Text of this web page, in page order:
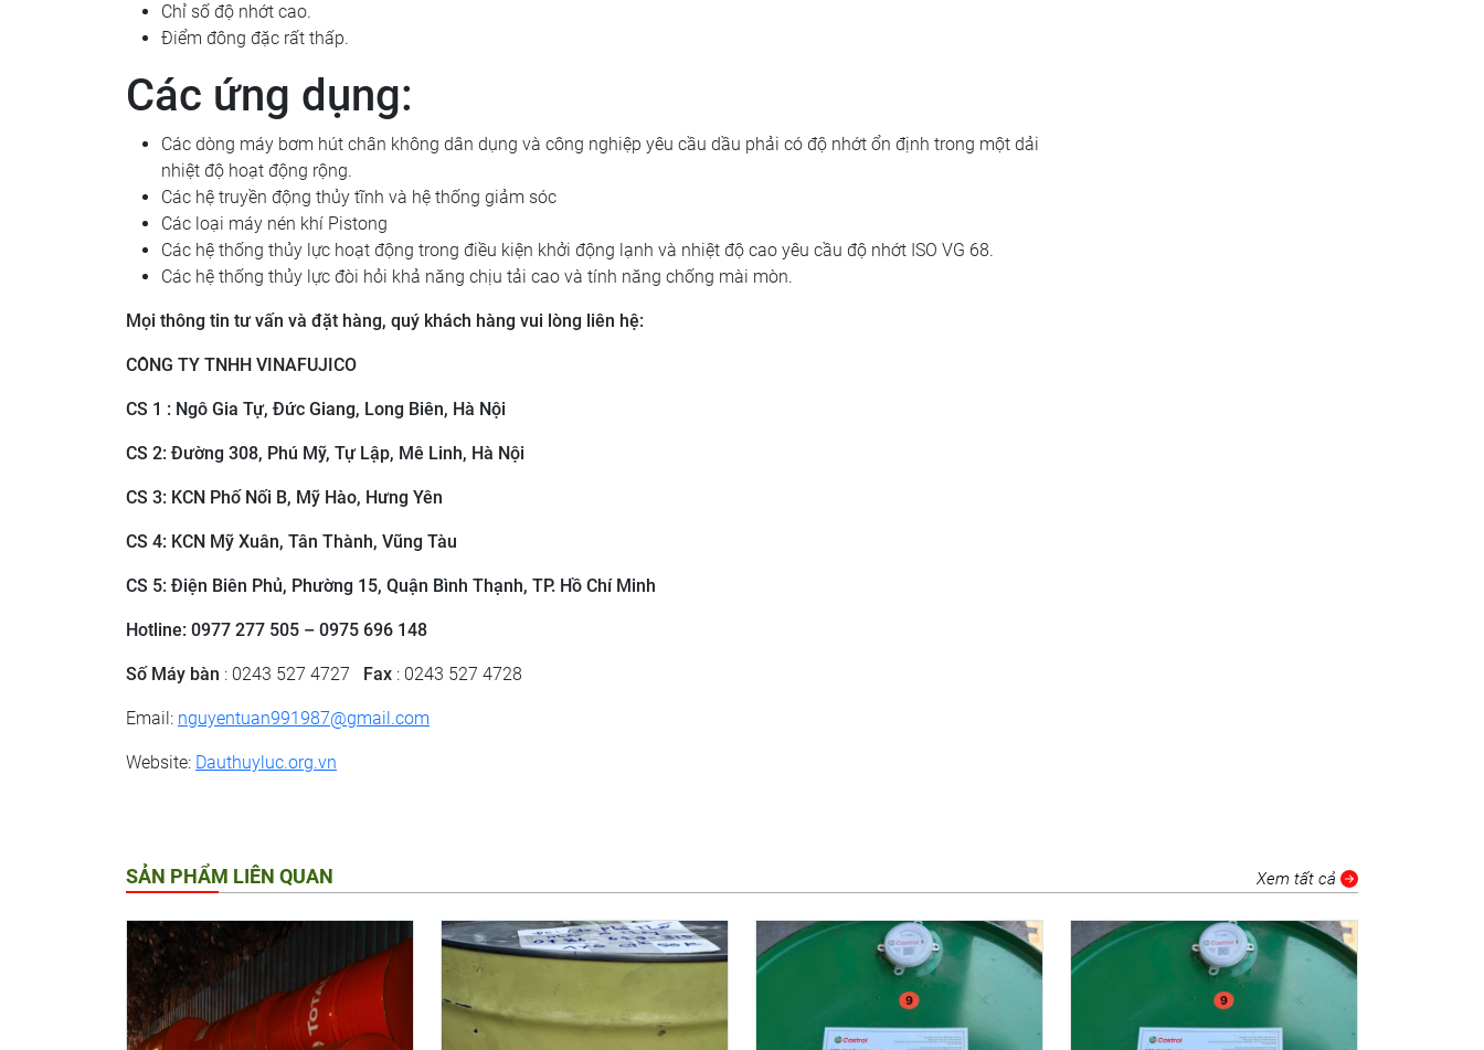
Chỉ số độ nhớt cao.
Điểm đông đặc rất thấp.
Các ứng dụng:
Các dòng máy bơm hút chân không dân dụng và công nghiệp yêu cầu dầu phải có độ nhớt ổn định trong một dải
nhiệt độ hoạt động rộng.
Các hệ truyền động thủy tĩnh và hệ thống giảm sóc
Các loại máy nén khí Pistong
Các hệ thống thủy lực hoạt động trong điều kiện khởi động lạnh và nhiệt độ cao yêu cầu độ nhớt ISO VG 68.
Các hệ thống thủy lực đòi hỏi khả năng chịu tải cao và tính năng chống mài mòn.
Mọi thông tin tư vấn và đặt hàng, quý khách hàng vui lòng liên hệ:
CÔNG TY TNHH VINAFUJICO
CS 1 : Ngô Gia Tự, Đức Giang, Long Biên, Hà Nội
CS 2: ​Đường 308, Phú Mỹ, Tự Lập, Mê Linh, Hà Nội
CS 3: ​KCN Phố Nối B, Mỹ Hào, Hưng Yên
CS 4: KCN Mỹ Xuân, Tân Thành, Vũng Tàu
CS 5: Điện Biên Phủ, Phường 15, Quận Bình Thạnh, TP. Hồ Chí Minh
Hotline: 0977 277 505 – 0975 696 148
Số Máy bàn : 0243 527 4727 Fax : 0243 527 4728
Email: nguyentuan991987@gmail.com
Website: Dauthuyluc.org.vn
SẢN PHẨM LIÊN QUAN Xem tất cả